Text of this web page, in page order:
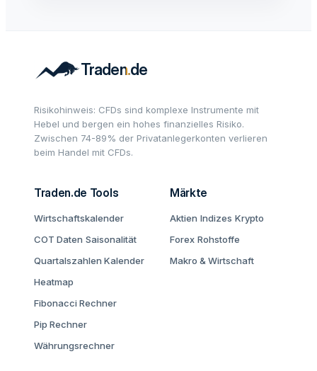
Risikohinweis: CFDs sind komplexe Instrumente mit
Hebel und bergen ein hohes finanzielles Risiko.
Zwischen 74-89% der Privatanlegerkonten verlieren
beim Handel mit CFDs.
Traden.de Tools
Wirtschaftskalender
COT Daten Saisonalität
Quartalszahlen Kalender
Heatmap
Fibonacci Rechner
Pip Rechner
Währungsrechner
Märkte
Aktien Indizes Krypto
Forex Rohstoffe
Makro & Wirtschaft